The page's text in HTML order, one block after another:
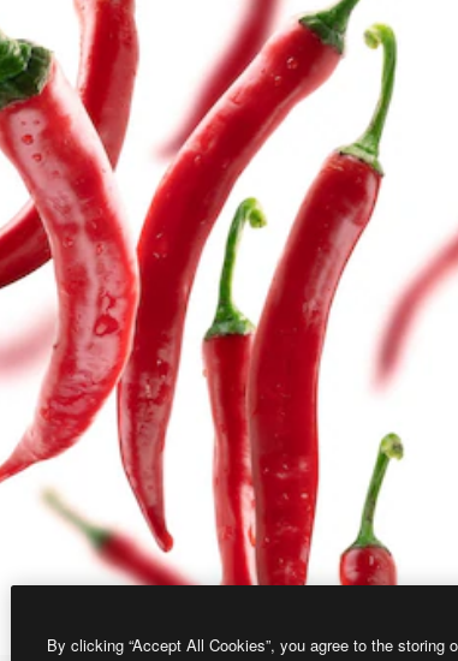
By clicking “Accept All Cookies”, you agree to the